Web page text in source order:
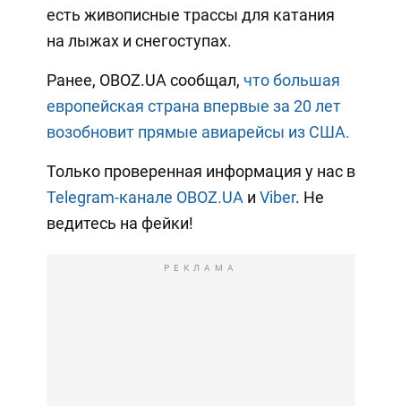
есть живописные трассы для катания
на лыжах и снегоступах.
Ранее, OBOZ.UA сообщал, что большая
европейская страна впервые за 20 лет
возобновит прямые авиарейсы из США.
Только проверенная информация у нас в
Telegram-канале OBOZ.UA и Viber. Не
ведитесь на фейки!
РЕКЛАМА